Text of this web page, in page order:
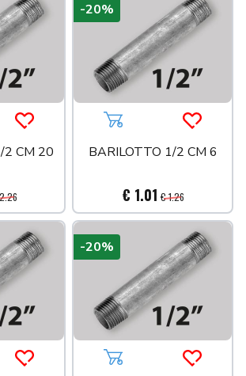
carrello
Acquista più tardi
2 CM 20
Aggiungi al carrello
BARILOTTO 1/2 CM 6
€ 1.01 € 1.26
-20%
carrello
Acquista più tardiAggiungi al carrello
-20%